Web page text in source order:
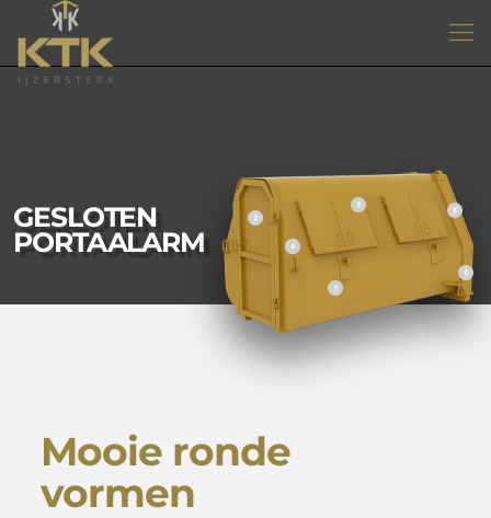
GESLOTEN
PORTAALARM
Mooie ronde
vormen